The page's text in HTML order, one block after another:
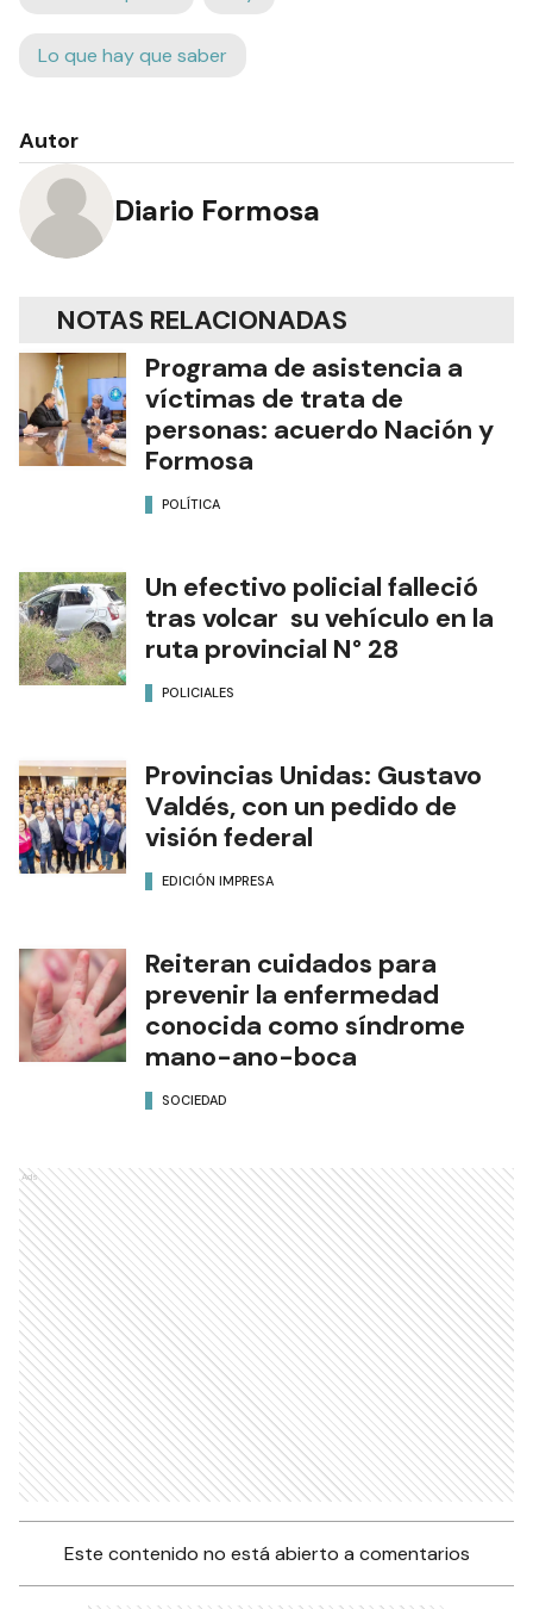
Lo que hay que saber
Autor
Diario Formosa
NOTAS RELACIONADAS
Programa de asistencia a
víctimas de trata de
personas: acuerdo Nación y
Formosa
POLÍTICA
Un efectivo policial falleció
tras volcar su vehículo en la
ruta provincial N° 28
POLICIALES
Provincias Unidas: Gustavo
Valdés, con un pedido de
visión federal
EDICIÓN IMPRESA
Reiteran cuidados para
prevenir la enfermedad
conocida como síndrome
mano-ano-boca
SOCIEDAD
Ads
Este contenido no está abierto a comentarios